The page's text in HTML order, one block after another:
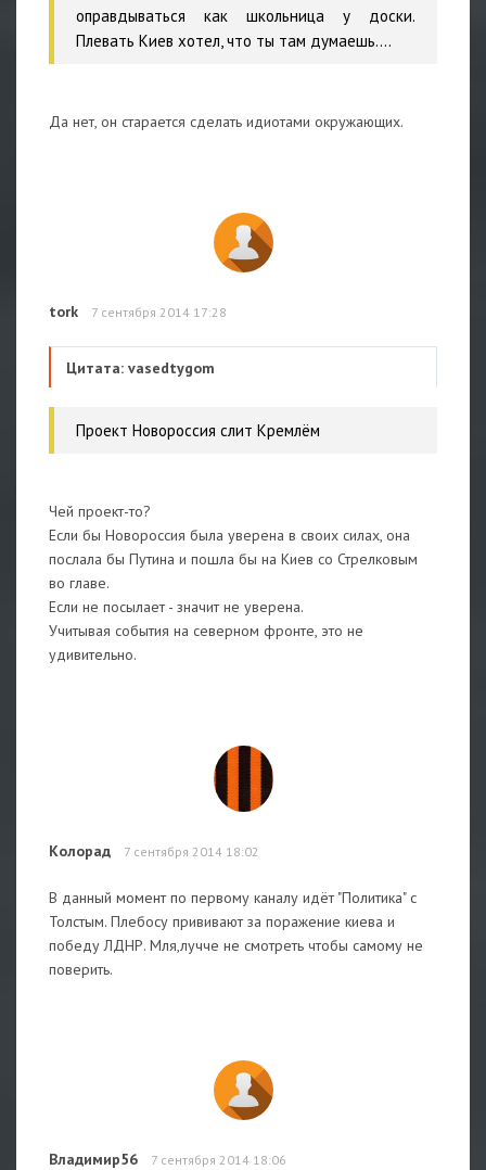
оправдываться как школьница у доски.
Плевать Киев хотел, что ты там думаешь....
Да нет, он старается сделать идиотами окружающих.
tork 7 сентября 2014 17:28
Цитата: vasedtygom
Проект Новороссия слит Кремлём
Чей проект-то?
Если бы Новороссия была уверена в своих силах, она
послала бы Путина и пошла бы на Киев со Стрелковым
во главе.
Если не посылает - значит не уверена.
Учитывая события на северном фронте, это не
удивительно.
Колорад 7 сентября 2014 18:02
В данный момент по первому каналу идёт "Политика" с
Толстым. Плебосу прививают за поражение киева и
победу ЛДНР. Мля,лучче не смотреть чтобы самому не
поверить.
Владимир56 7 сентября 2014 18:06